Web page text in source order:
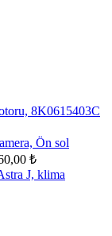
8K0615403C
Ön sol
₺
J, klima